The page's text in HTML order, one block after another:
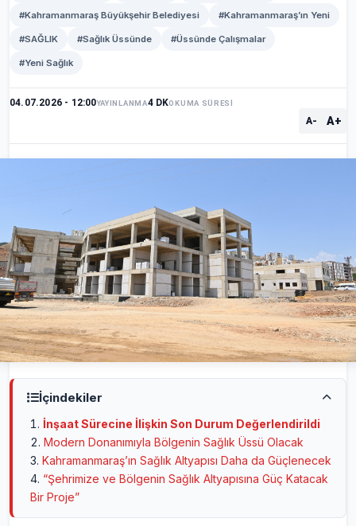
#Kahramanmaraş Büyükşehir Belediyesi #Kahramanmaraş’ın Yeni
#SAĞLIK #Sağlık Üssünde #Üssünde Çalışmalar
#Yeni Sağlık
04.07.2026 - 12:00YAYINLANMA4 DKOKUMA SÜRESİ
A- A+
İçindekiler
İnşaat Sürecine İlişkin Son Durum Değerlendirildi
Modern Donanımıyla Bölgenin Sağlık Üssü Olacak
Kahramanmaraş’ın Sağlık Altyapısı Daha da Güçlenecek
“Şehrimize ve Bölgenin Sağlık Altyapısına Güç Katacak
Bir Proje”